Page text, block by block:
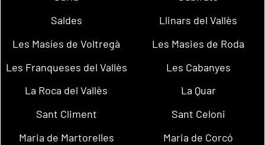
Saldes
Llinars del Vallès
Les Masíes de Voltregà
Les Masies de Roda
Les Franqueses del Vallès
Les Cabanyes
La Roca del Vallès
La Quar
Sant Climent
Sant Celoni
Maria de Martorelles
Maria de Corcó